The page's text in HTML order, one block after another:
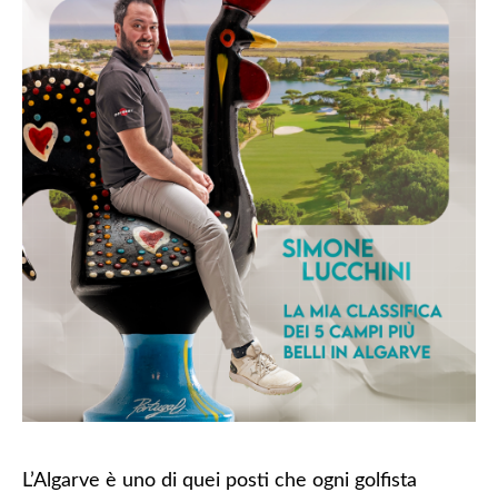
L’Algarve è uno di quei posti che ogni golfista